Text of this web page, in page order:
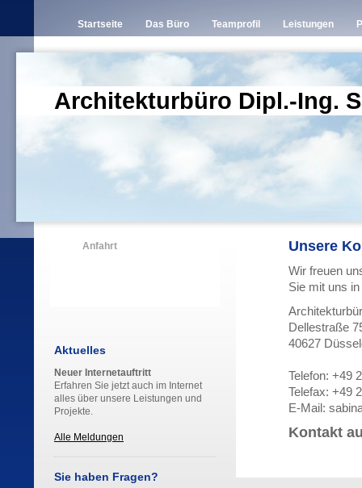
Startseite Das Büro Teamprofil Leistungen
Architekturbüro Dipl.-Ing.
Anfahrt
Aktuelles
Neuer Internetauftritt
Erfahren Sie jetzt auch im Internet
alles über unsere Leistungen und
Projekte.
Alle Meldungen
Sie haben Fragen?
Unsere
Wir freuen
Sie mit uns
Dellestraße
40627
Telefon: +49
Telefax: +49
E-Mail:
Kontakt